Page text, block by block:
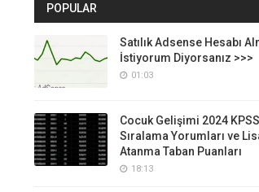
POPULAR
Satılık Adsense Hesabı
İstiyorum Diyorsanız >>>
01:03
Cocuk Gelişimi 2024 KPSS
Sıralama Yorumları ve
Atanma Taban Puanları
18:13